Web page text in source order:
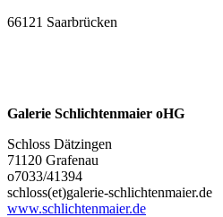
66121 Saarbrücken
Galerie Schlichtenmaier oHG
Schloss Dätzingen
71120 Grafenau
o7033/41394
schloss(et)galerie-schlichtenmaier.de
www.schlichtenmaier.de